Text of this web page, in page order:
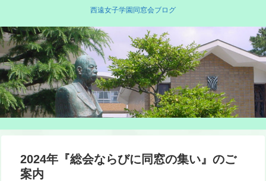
西遠女子学園同窓会ブログ
2024年『総会ならびに同窓の集い』のご
案内